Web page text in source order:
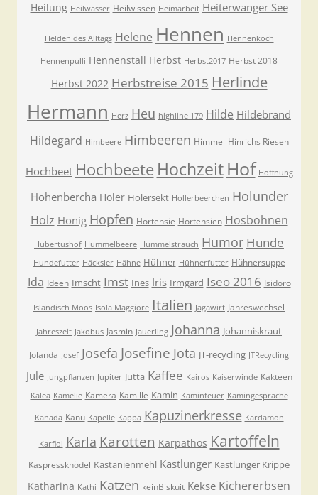
Heilung Heilwasser Heilwissen Heimarbeit Heiterwanger See
Helden des Alltags Helene Hennen Hennenkoch
Hennenpulli Hennenstall Herbst Herbst2017 Herbst 2018
Herbst 2022 Herbstreise 2015 Herlinde
Hermann Herz Heu highline 179 Hilde Hildebrand
Hildegard Himbeere Himbeeren Himmel Hinrichs Riesen
Hochbeet Hochbeete Hochzeit Hof Hoffnung
Hohenbercha Holer Holersekt Hollerbeerchen Holunder
Holz Honig Hopfen Hortensie Hortensien Hosbohnen
Hubertushof Hummelbeere Hummelstrauch Humor Hunde
Hundefutter Häcksler Hähne Hühner Hühnerfutter Hühnersuppe
Ida Ideen Imscht Imst Ines Iris Irmgard Iseo 2016 Isidoro
Isländisch Moos Isola Maggiore Italien Jagawirt Jahreswechsel
Jahreszeit Jakobus Jasmin Jauerling Johanna Johanniskraut
Jolanda Josef Josefa Josefine Jota JT-recycling JTRecycling
Jule Jungpflanzen Jupiter Jutta Kaffee Kairos Kaiserwinde Kakteen
Kalea Kamelie Kamera Kamille Kamin Kaminfeuer Kamingespräche
Kanada Kanu Kapelle Kappa Kapuzinerkresse Kardamon
Karfiol Karla Karotten Karpathos Kartoffeln
Kaspressknödel Kastanienmehl Kastlunger Kastlunger Krippe
Katharina Kathi Katzen keinBiskuit Kekse Kichererbsen